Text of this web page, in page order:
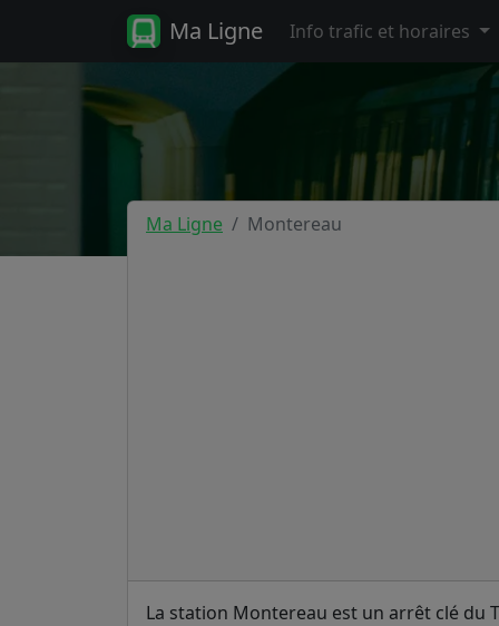
Ma Ligne Info trafic et horaires
Ma Ligne Montereau
La station Montereau est un arrêt clé du